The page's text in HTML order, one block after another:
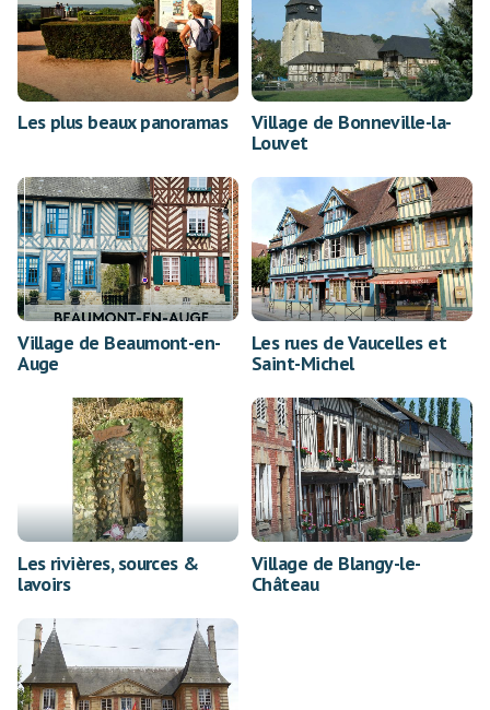
Les plus beaux panoramas
Village de Bonneville-la-
Louvet
Village de Beaumont-en-
Auge
Les rues de Vaucelles et
Saint-Michel
Les rivières, sources &
lavoirs
Village de Blangy-le-
Château